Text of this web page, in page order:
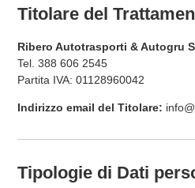
Titolare del
Ribero Autotrasporti & Autogru
Tel. 388 606 2545
Partita IVA: 01128960042
Indirizzo email del Titolare:
Tipologie di Dati